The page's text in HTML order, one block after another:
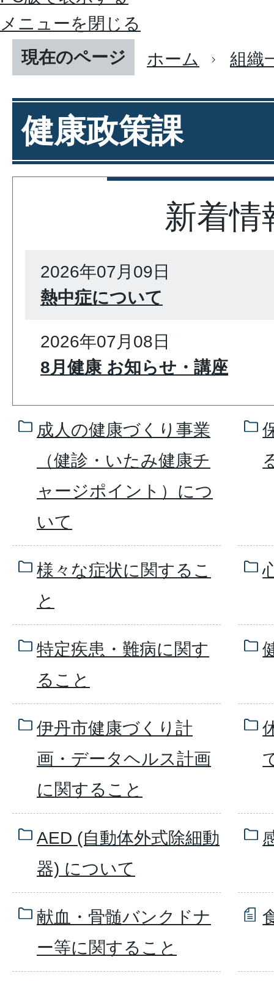
メニューを閉じる
現在のページ
ホーム 組織
健康政策課
新着情
2026年07月09日
熱中症について
2026年07月08日
8月健康 お知らせ・講座
成人の健康づくり事業
（健診・いたみ健康チ
ャージポイント）につ
いて
様々な症状に関するこ
と
特定疾患・難病に関す
ること
伊丹市健康づくり計
画・データヘルス計画
に関すること
AED (自動体外式除細動
器) について
献血・骨髄バンクドナ
ー等に関すること